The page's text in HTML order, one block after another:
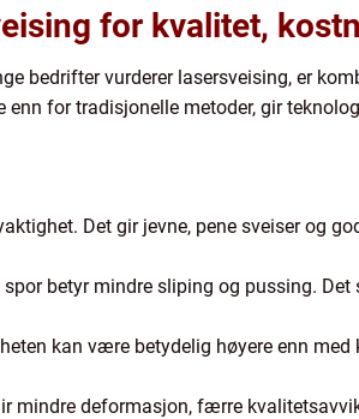
for kvalitet,
bedrifter vurderer lasersveising, er
for tradisjonelle metoder, gir
Det gir jevne, pene sveiser og
betyr mindre sliping og pussing.
kan være betydelig høyere enn
mindre deformasjon, færre